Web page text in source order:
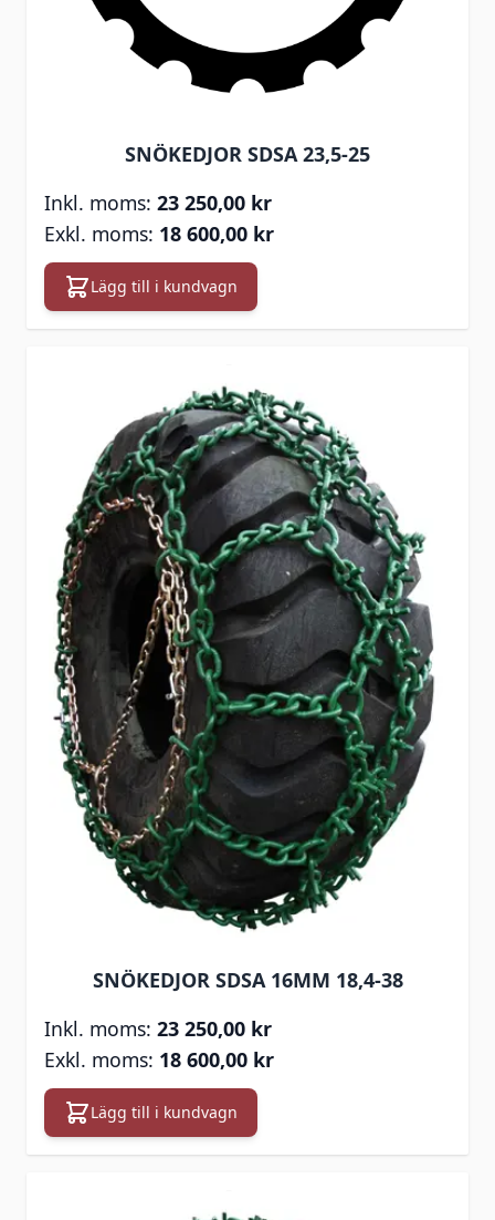
SNÖKEDJOR SDSA 23,5-25
23 250,00 kr
18 600,00 kr
Lägg till i kundvagn
SNÖKEDJOR SDSA 16MM 18,4-38
23 250,00 kr
18 600,00 kr
Lägg till i kundvagn